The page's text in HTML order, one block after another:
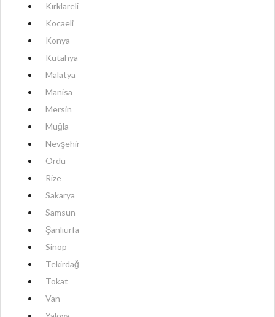
Kırklareli
Kocaeli
Konya
Kütahya
Malatya
Manisa
Mersin
Muğla
Nevşehir
Ordu
Rize
Sakarya
Samsun
Şanlıurfa
Sinop
Tekirdağ
Tokat
Van